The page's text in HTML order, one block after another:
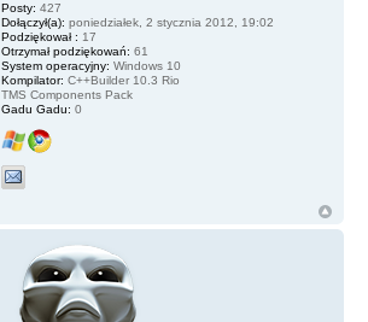
Posty: 427
Dołączył(a): poniedziałek, 2 stycznia 2012, 19:02
Podziękował : 17
Otrzymał podziękowań: 61
System operacyjny: Windows 10
Kompilator: C++Builder 10.3 Rio
TMS Components Pack
Gadu Gadu: 0